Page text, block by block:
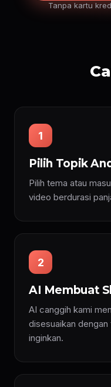
Tanpa kartu
1
Pilih Topik
Pilih tema atau
video berdurasi
2
AI Membuat
AI canggih kami
disesuaikan
inginkan.